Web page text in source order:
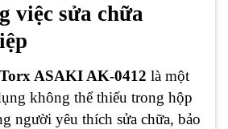
việc sửa chữa
ASAKI AK-0412 là một
không thể thiếu trong hộp
người yêu thích sửa chữa, bảo